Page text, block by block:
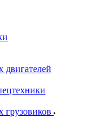
двигателей
грузовиков